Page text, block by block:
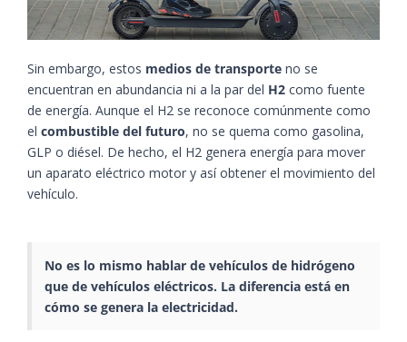
Sin embargo, estos medios de transporte no se
encuentran en abundancia ni a la par del H2 como fuente
de energía. Aunque el H2 se reconoce comúnmente como
el combustible del futuro, no se quema como gasolina,
GLP o diésel. De hecho, el H2 genera energía para mover
un aparato eléctrico motor y así obtener el movimiento del
vehículo.
No es lo mismo hablar de vehículos de hidrógeno
que de vehículos eléctricos. La diferencia está en
cómo se genera la electricidad.